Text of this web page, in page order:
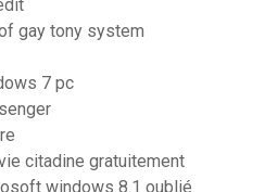
gay tony system
7 pc
citadine gratuitement
windows 8.1 oublié